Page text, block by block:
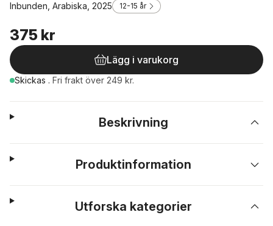
Inbunden, Arabiska, 2025
12-15 år
375 kr
Lägg i varukorg
Skickas . Fri frakt över 249 kr.
Beskrivning
Produktinformation
Utforska kategorier